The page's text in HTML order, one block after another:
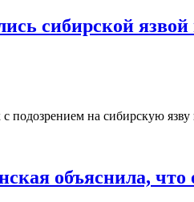
сибирской
с подозрением на сибирскую
объяснила, что